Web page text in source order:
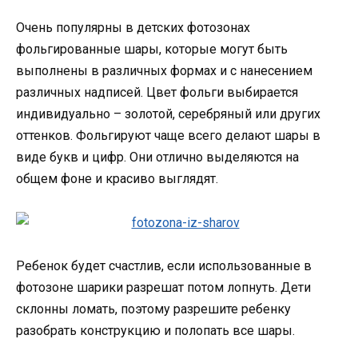
Очень популярны в детских фотозонах
фольгированные шары, которые могут быть
выполнены в различных формах и с нанесением
различных надписей. Цвет фольги выбирается
индивидуально – золотой, серебряный или других
оттенков. Фольгируют чаще всего делают шары в
виде букв и цифр. Они отлично выделяются на
общем фоне и красиво выглядят.
Ребенок будет счастлив, если использованные в
фотозоне шарики разрешат потом лопнуть. Дети
склонны ломать, поэтому разрешите ребенку
разобрать конструкцию и полопать все шары.